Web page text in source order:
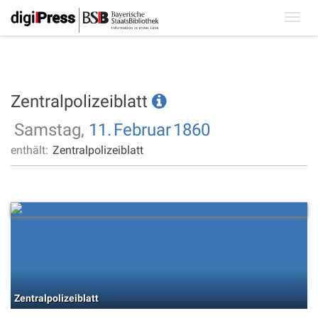
Zentralpolizeiblatt
Samstag, 11. Februar1860
enthält: Zentralpolizeiblatt
Zentralpolizeiblatt